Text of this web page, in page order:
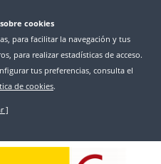
main
cookies
para facilitar la navegación y tus
para realizar estadísticas de acceso.
tus preferencias, consulta el
de cookies.
]